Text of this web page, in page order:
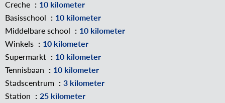
Creche
10 kilometer
Basisschool
10 kilometer
Middelbare school
10 kilometer
Winkels
10 kilometer
Supermarkt
10 kilometer
Tennisbaan
10 kilometer
Stadscentrum
3 kilometer
Station
25 kilometer